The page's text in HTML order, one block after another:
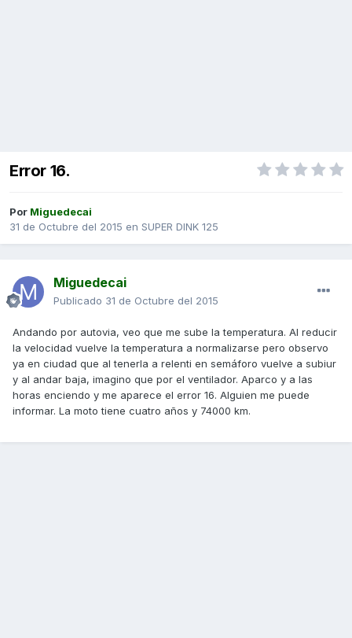
Error 16.
Por Miguedecai
31 de Octubre del 2015 en SUPER DINK 125
Miguedecai
Publicado 31 de Octubre del 2015
Andando por autovia, veo que me sube la temperatura. Al reducir
la velocidad vuelve la temperatura a normalizarse pero observo
ya en ciudad que al tenerla a relenti en semáforo vuelve a subiur
y al andar baja, imagino que por el ventilador. Aparco y a las
horas enciendo y me aparece el error 16. Alguien me puede
informar. La moto tiene cuatro años y 74000 km.